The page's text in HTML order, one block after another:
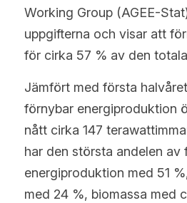
Working Group (AGEE-
uppgifterna och visar att
för cirka 57 % av den
Jämfört med första
förnybar energiproduktion
nått cirka 147
har den största andelen av
energiproduktion med 51
med 24 %, biomassa med